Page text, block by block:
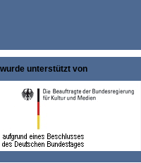
wurde unterstützt von